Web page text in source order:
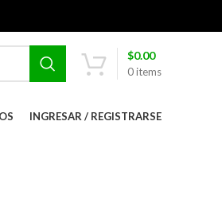
0items
$0.00
INGRESAR / REGISTRARSE